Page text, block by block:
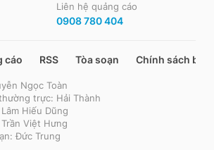
Liên hệ quảng cáo
0908 780 404
cáo RSS Tòa soạn Chính sách bảo
Ngọc Toàn
trực: Hải Thành
Hiếu Dũng
Việt Hưng
Đức Trung